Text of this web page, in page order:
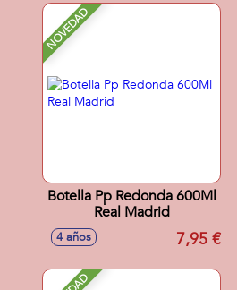
NOVEDAD
Botella Pp Redonda 600Ml
Real Madrid
4 años 7,95 €